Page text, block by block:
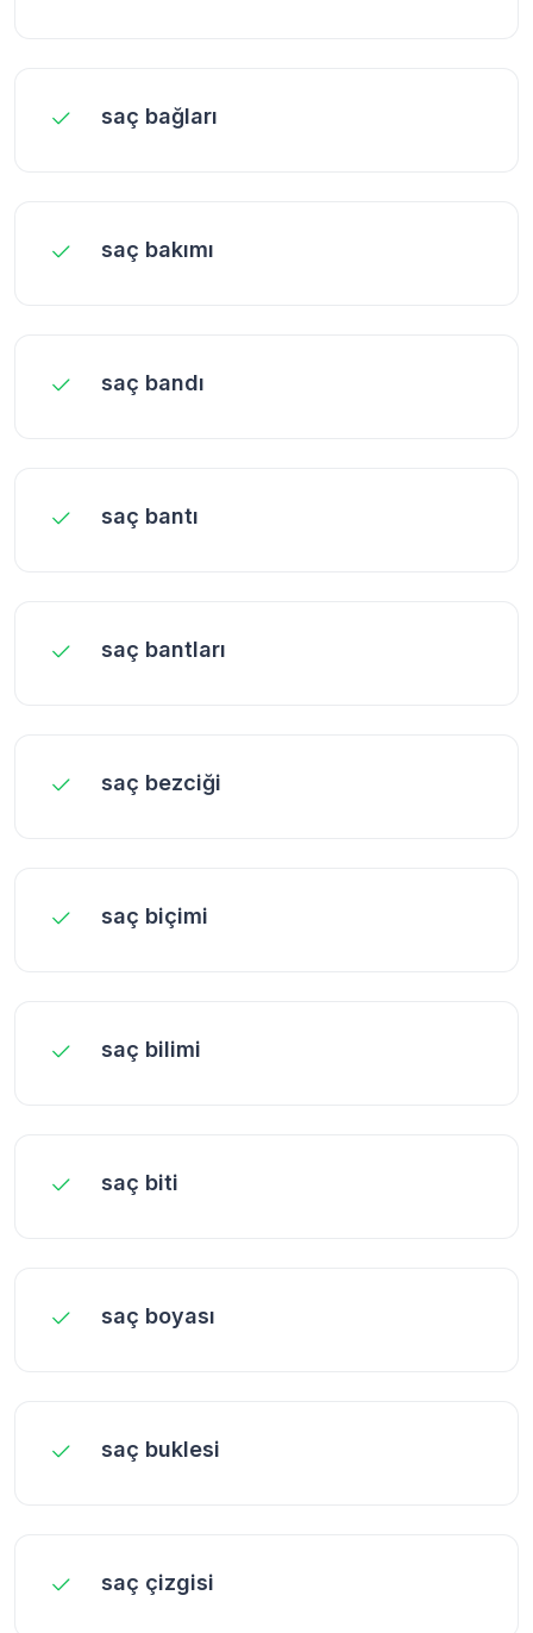
saç bağları
saç bakımı
saç bandı
saç bantı
saç bantları
saç bezciği
saç biçimi
saç bilimi
saç biti
saç boyası
saç buklesi
saç çizgisi